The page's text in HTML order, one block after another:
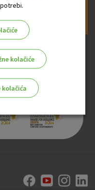
kolačiće
Nužni kolačići
kolačići